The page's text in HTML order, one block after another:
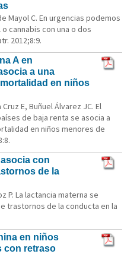
Mayol C. En urgencias podemos
cannabis con una o dos
2012;8:9.
A en
a una
en niños
E, Buñuel Álvarez JC. El
de baja renta se asocia a
en niños menores de
con
de la
P. La lactancia materna se
trastornos de la conducta en la
en niños
con retraso